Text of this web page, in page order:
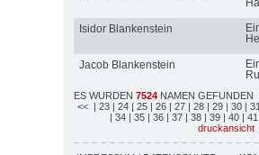
Isidor Blankenstein
Jacob Blankenstein
ES WURDEN 7524 NAMEN GEFUNDEN
<< | 23 | 24 | 25 | 26 | 27 | 28 | 29 | 30 | 31
| 34 | 35 | 36 | 37 | 38 | 39 | 40 | 41
druckansicht